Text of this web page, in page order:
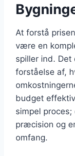
At forstå
være en
spiller ind. Det
forståelse af,
budget
simpel
præcision og
omfang.